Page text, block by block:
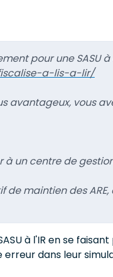
pour une SASU à
a-lis-a-lir/
avantageux, vous
à un centre de
de maintien des
à l'IR en se
dans leur